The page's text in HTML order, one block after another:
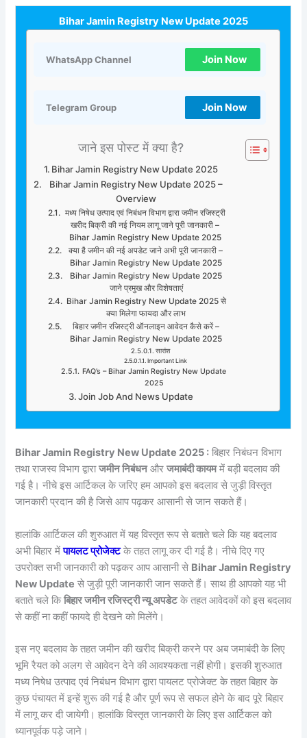
Bihar Jamin Registry New Update 2025
WhatsApp Channel Join Now
Telegram Group Join Now
जाने इस पोस्ट में क्या है?
Bihar Jamin Registry New Update 2025
Bihar Jamin Registry New Update 2025 –
Overview
मध्य निषेध उत्पाद एवं निबंधन विभाग द्वारा जमीन रजिस्ट्री
खरीद बिक्री की नई नियम लागू जाने पूरी जानकारी –
Bihar Jamin Registry New Update 2025
क्या है जमीन की नई अपडेट जाने अभी पूरी जानकारी –
Bihar Jamin Registry New Update 2025
Bihar Jamin Registry New Update 2025
जाने प्रमुख और विशेषताएं
Bihar Jamin Registry New Update 2025 से
क्या मिलेगा फायदा और लाभ
बिहार जमीन रजिस्ट्री ऑनलाइन आवेदन कैसे करें –
Bihar Jamin Registry New Update 2025
सारांश
Important Link
FAQ’s – Bihar Jamin Registry New Update
2025
Join Job And News Update
Bihar Jamin Registry New Update 2025 : बिहार निबंधन विभाग
तथा राजस्व विभाग द्वाराजमीन निबंधनऔरजमाबंदी कायममें बड़ी बदलाव की
गई है। नीचे इस आर्टिकल के जरिए हम आपको इस बदलाव से जुड़ी विस्तृत
जानकारी प्रदान की है जिसे आप पढ़कर आसानी से जान सकते हैं।
हालांकि आर्टिकल की शुरुआत में यह विस्तृत रूप से बताते चले कि यह बदलाव
अभी बिहार मेंपायलट प्रोजेक्टके तहत लागू कर दी गई है। नीचे दिए गए
उपरोक्त सभी जानकारी को पढ़कर आप आसानी से Bihar Jamin Registry
New Update से जुड़ी पूरी जानकारी जान सकते हैं। साथ ही आपको यह भी
बताते चले किबिहार जमीन रजिस्ट्री न्यू अपडेटके तहत आवेदकों को इस बदलाव
से कहीं ना कहीं फायदे ही देखने को मिलेंगे।
इस नए बदलाव के तहत जमीन की खरीद बिक्री करने पर अब जमाबंदी के लिए
भूमि रैयत को अलग से आवेदन देने की आवश्यकता नहीं होगी। इसकी शुरुआत
मध्य निषेध उत्पाद एवं निबंधन विभाग द्वारा पायलट प्रोजेक्ट के तहत बिहार के
कुछ पंचायत में इन्हें शुरू की गई है और पूर्ण रूप से सफल होने के बाद पूरे बिहार
में लागू कर दी जायेगी। हालांकि विस्तृत जानकारी के लिए इस आर्टिकल को
ध्यानपूर्वक पड़े जाने।